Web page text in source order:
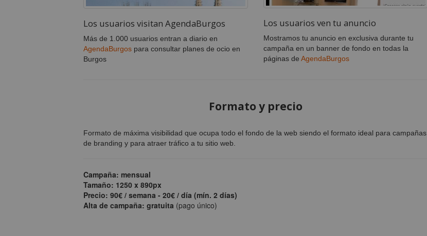
Los usuarios visitan AgendaBurgos
Más de 1.000 usuarios entran a diario en
AgendaBurgos para consultar planes de ocio en
Burgos
Los usuarios ven tu anuncio
Mostramos tu anuncio en exclusiva durante tu
campaña en un banner de fondo en todas la
páginas de AgendaBurgos
Formato y precio
Formato de máxima visibilidad que ocupa todo el fondo de la web siendo el formato ideal para campañas
de branding y para atraer tráfico a tu sitio web.
Campaña: mensual
Tamaño: 1250 x 890px
Precio: 90€ / semana - 20€ / día (mín. 2 días)
Alta de campaña: gratuita (pago único)